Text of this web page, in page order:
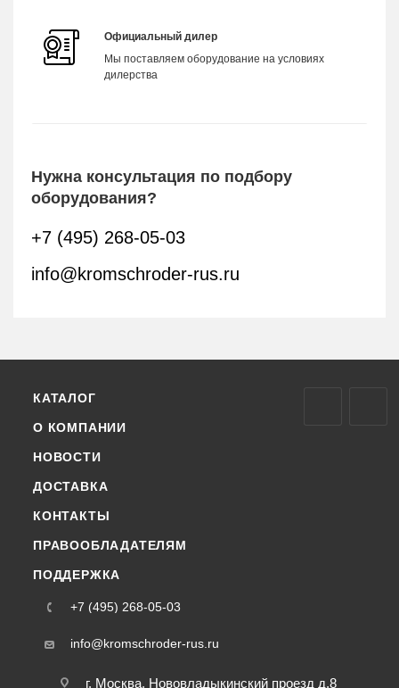
Официальный дилер
Мы поставляем оборудование на условиях
дилерства
Нужна консультация по подбору
оборудования?
+7 (495) 268-05-03
info@kromschroder-rus.ru
КАТАЛОГ
О КОМПАНИИ
НОВОСТИ
ДОСТАВКА
КОНТАКТЫ
ПРАВООБЛАДАТЕЛЯМ
ПОДДЕРЖКА
+7 (495) 268-05-03
info@kromschroder-rus.ru
г. Москва, Нововладыкинский проезд д.8